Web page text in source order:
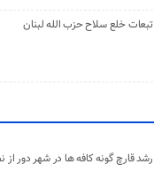
تبعات خلع سلاح حزب الله لبنان
رشد قارچ گونه کافه ها در شهر دور